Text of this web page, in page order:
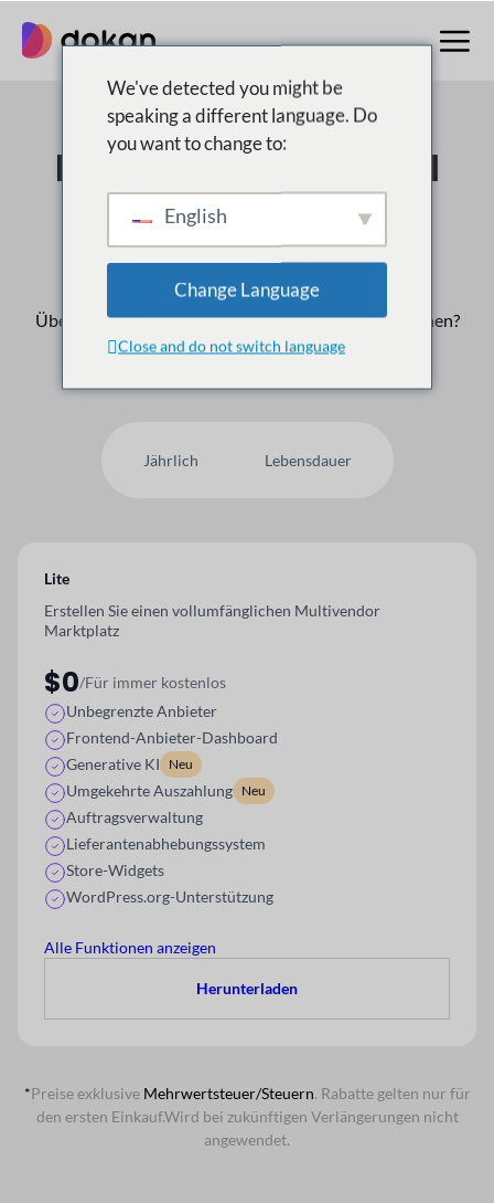
Inhalt
springen
Der Multivendor Nr. 1
Marktplatz für
WordPress
Über 50,000Kunden vertrauen uns, warum nicht Ihnen?
Jährlich Lebensdauer
Lite
Erstellen Sie einen vollumfänglichen Multivendor
Marktplatz
$0/Für immer kostenlos
Unbegrenzte Anbieter
Frontend-Anbieter-Dashboard
Generative KI
Neu
Umgekehrte Auszahlung Neu
Auftragsverwaltung
Lieferantenabhebungssystem
Store-Widgets
WordPress.org-Unterstützung
Alle Funktionen anzeigen
Herunterladen
*Preise exklusive Mehrwertsteuer/Steuern. Rabatte gelten nur für
den ersten Einkauf.Wird bei zukünftigen Verlängerungen nicht
angewendet.
We've detected you might be
speaking a different language. Do
you want to change to:
English
Change Language
Close and do not switch language